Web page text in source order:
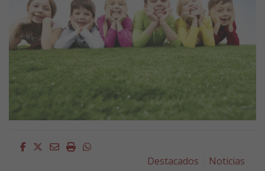
Facebook
Twitter
EmailImprimirWhatsapp
Destacados
Noticias